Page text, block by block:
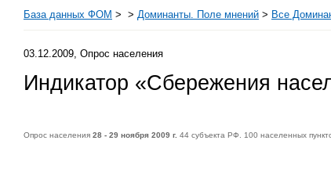
База данных ФОМ > > Доминанты. Поле мнений > Все
03.12.2009, Опрос населения
Индикатор «Сбережения
Опрос населения 28 - 29 ноября 2009 г. 44 субъекта РФ. 100 населенных